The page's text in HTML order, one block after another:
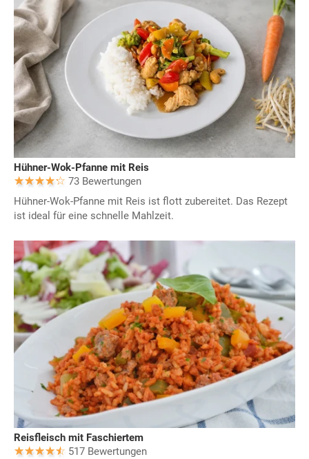
Hühner-Wok-Pfanne mit Reis
73 Bewertungen
Hühner-Wok-Pfanne mit Reis ist flott zubereitet. Das Rezept
ist ideal für eine schnelle Mahlzeit.
Reisfleisch mit Faschiertem
517 Bewertungen